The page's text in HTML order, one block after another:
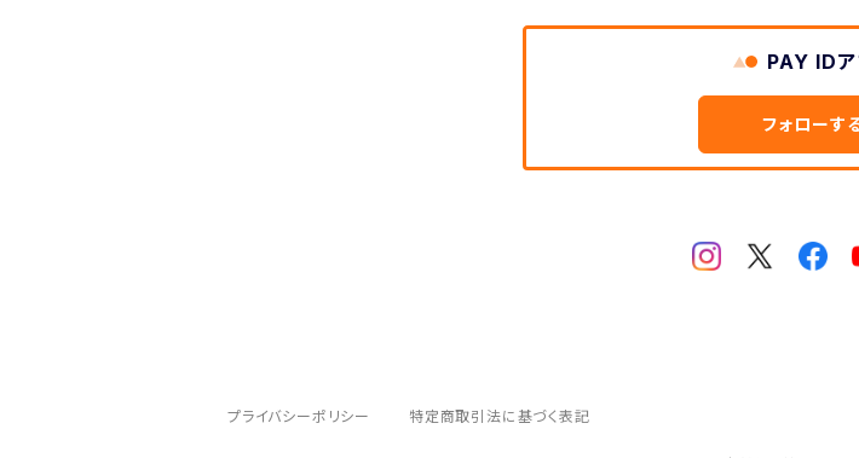
PAY IDア
フォローす
プライバシーポリシー 特定商取引法に基づく表記